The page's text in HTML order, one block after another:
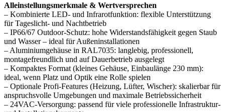
Alleinstellungsmerkmale & Wertversprechen
– Kombinierte LED- und Infrarotfunktion: flexible Unterstützung
für Tageslicht- und Nachtbetrieb
– IP66/67 Outdoor-Schutz: hohe Widerstandsfähigkeit gegen Staub
und Wasser – ideal für Außeninstallationen
– Aluminiumgehäuse in RAL7035: langlebig, professionell,
montagefreundlich und auf Dauerbetrieb ausgelegt
– Kompaktes Format (kleines Gehäuse, Einbaulänge 230 mm):
ideal, wenn Platz und Optik eine Rolle spielen
– Optionale Profi-Features (Heizung, Lüfter, Wischer): skalierbar für
anspruchsvolle Umgebungen und maximale Betriebssicherheit
– 24VAC-Versorgung: passend für viele professionelle Infrastruktur-